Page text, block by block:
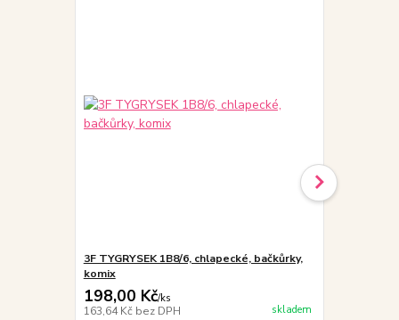
3F TYGRYSEK 1B8/6, chlapecké, bačkůrky,
komix
198,00 Kč/ks
163,64 Kč bez DPH skladem